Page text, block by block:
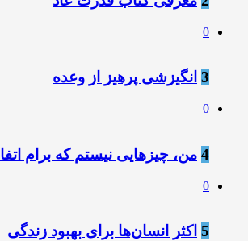
0
3 انگیزشی پرهیز از وعده
0
4 من، چیزهایی نیستم که برام اتفا
0
5 اکثر انسان‌ها برای بهبود زندگی